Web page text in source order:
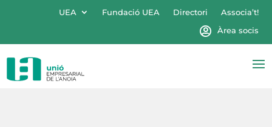
UEA Fundació UEA Directori
Associa’t!
Àrea socis